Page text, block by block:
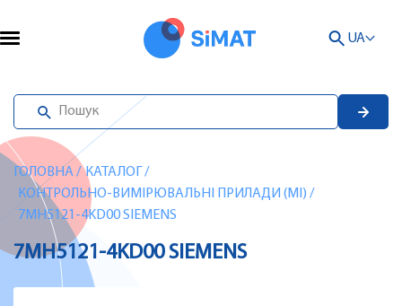
UA
ГОЛОВНА/ КАТАЛОГ /
КОНТРОЛЬНО-ВИМІРЮВАЛЬНІ ПРИЛАДИ (MI) /
7MH5121-4KD00 SIEMENS
7MH5121-4KD00 SIEMENS